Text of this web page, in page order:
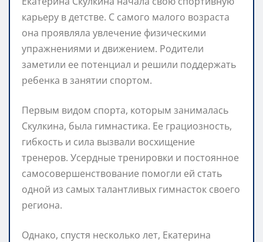
карьеру в детстве. С самого малого возраста
она проявляла увлечение физическими
упражнениями и движением. Родители
заметили ее потенциал и решили поддержать
ребенка в занятии спортом.
Первым видом спорта, которым занималась
Скулкина, была гимнастика. Ее грациозность,
гибкость и сила вызвали восхищение
тренеров. Усердные тренировки и постоянное
самосовершенствование помогли ей стать
одной из самых талантливых гимнасток своего
региона.
Однако, спустя несколько лет, Екатерина